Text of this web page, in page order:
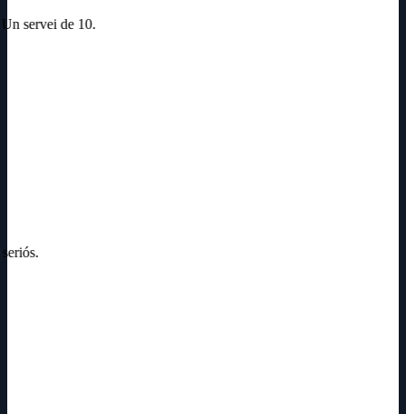
servei de 10.